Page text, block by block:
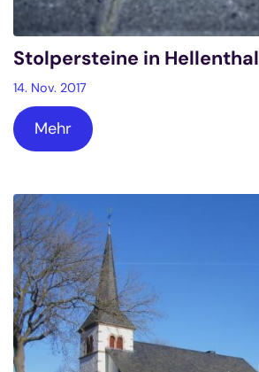
Stolpersteine in Hellenthal
14. Nov. 2017
Mehr